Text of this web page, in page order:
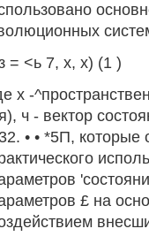
= <ь 7, х, х) (1 )
х -
ч - вектор
• • *5П,
£ на